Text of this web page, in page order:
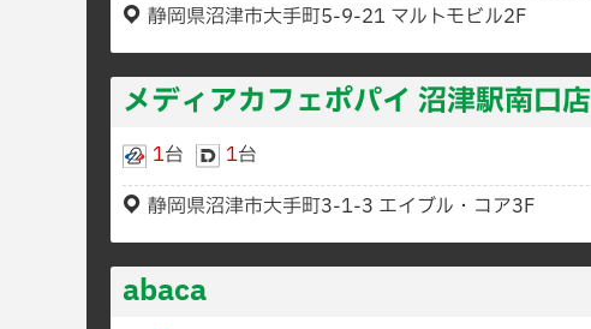
静岡県沼津市大手町5-9-21 マルトモビル2F
メディアカフェポパイ 沼津駅南口店
1台 1台
静岡県沼津市大手町3-1-3 エイブル・コア3F
abaca